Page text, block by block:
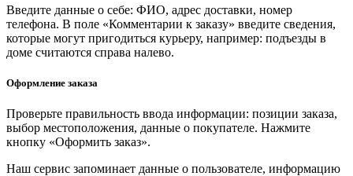
Введите данные о себе: ФИО, адрес доставки, номер
телефона. В поле «Комментарии к заказу» введите сведения,
которые могут пригодиться курьеру, например: подъезды в
доме считаются справа налево.
Оформление заказа
Проверьте правильность ввода информации: позиции заказа,
выбор местоположения, данные о покупателе. Нажмите
кнопку «Оформить заказ».
Наш сервис запоминает данные о пользователе, информацию